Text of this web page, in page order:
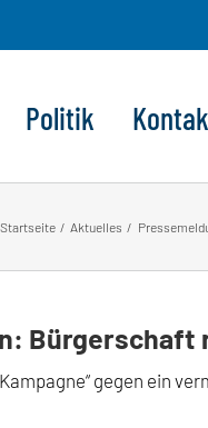
Politik
Startseite Aktuelles
Bürgerschaft
gegen ein